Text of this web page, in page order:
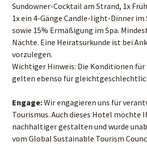
Sundowner-Cocktail am Strand, 1x
1x ein 4-Gänge Candle-light-Dinner
sowie 15% Ermäßigung im Spa.
Nächte. Eine Heiratsurkunde ist bei
vorzulegen.
Wichtiger Hinweis: Die Konditionen
gelten ebenso für
Engage:Wir engagieren uns für
Tourismus. Auch dieses Hotel möchte
nachhaltiger gestalten und wurde
vom Global Sustainable Tourism